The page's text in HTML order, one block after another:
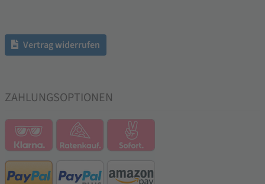
Vertrag widerrufen
ZAHLUNGSOPTIONEN